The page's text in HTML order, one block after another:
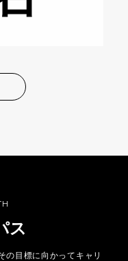
ス
の目標に向かってキャリ